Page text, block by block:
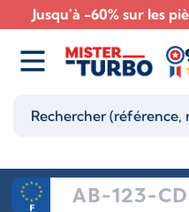
Jusqu'à -60% sur les